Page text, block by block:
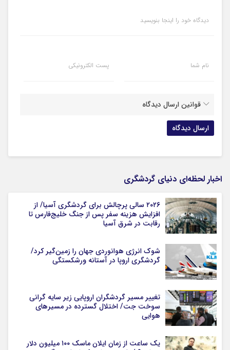
دیدگاه خود را اینجا بنویسید
نام شما پست الکترونیکی
قوانین ارسال دیدگاه
اخبار لحظه‌ای دنیای گردشگری
۲۰۲۶ سالی پرچالش برای گردشگری آسیا/ از
افزایش هزینه سفر پس از جنگ خلیج‌فارس تا
رقابت در شرق آسیا
شوک انرژی هوانوردی جهان را زمین‌گیر کرد/
گردشگری اروپا در آستانه ورشکستگی
تغییر مسیر گردشگران اروپایی زیر سایه گرانی
سوخت جت/ اختلال گسترده در مسیرهای
هوایی
یک ساعت از زمان ایلان ماسک ۱۰۰ میلیون دلار